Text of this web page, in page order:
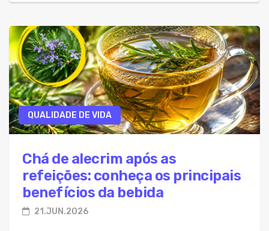
QUALIDADE DE VIDA
Chá de alecrim após as
refeições: conheça os principais
benefícios da bebida
21.JUN.2026